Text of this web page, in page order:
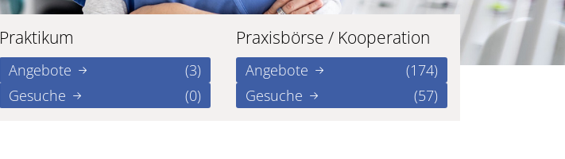
Praktikum
Angebote
(3)
Gesuche
(0)
Praxisbörse / Kooperation
Angebote
(174)
Gesuche
(57)